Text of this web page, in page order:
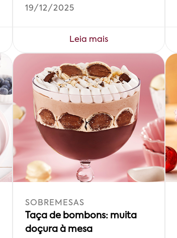
19/12/2025
Leia mais
SOBREMESAS
Taça de bombons: muita
doçura à mesa